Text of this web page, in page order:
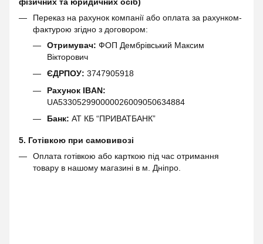
Переказ на рахунок компанії або оплата за рахунком-
фактурою згідно з договором:
Отримувач: ФОП Дембрівський Максим
Вікторович
ЄДРПОУ: 3747905918
Рахунок IBAN:
UA533052990000026009050634884
Банк: АТ КБ “ПРИВАТБАНК”
5. Готівкою при самовивозі
Оплата готівкою або карткою під час отримання
товару в нашому магазині в м. Дніпро.